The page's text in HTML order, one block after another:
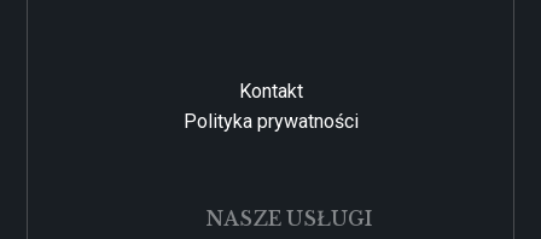
Kontakt
Polityka prywatności
NASZE USŁUGI